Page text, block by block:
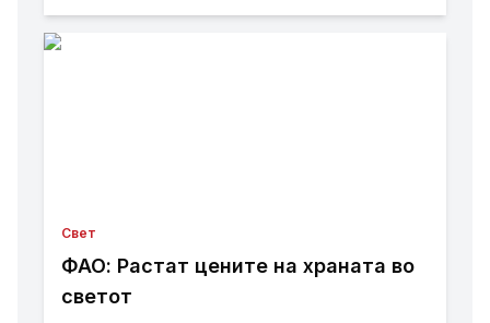
Су-57
Свет
ФАО: Растат цените на храната во
светот